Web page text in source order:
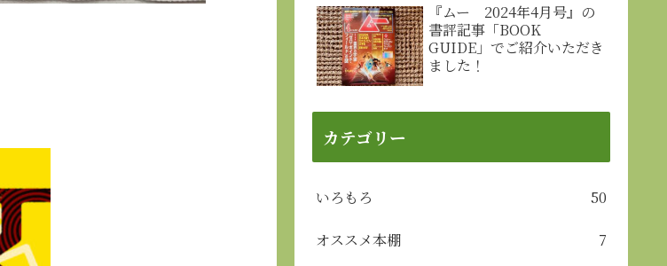
『ムー 2024年4月号』の
書評記事「BOOK
GUIDE」でご紹介いただき
ました！
カテゴリー
いろもろ 50
オススメ本棚 7